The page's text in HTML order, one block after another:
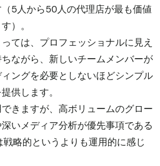
5人から50人の代理店が最も価値
）。
ては、プロフェッショナルに見え
ながら、新しいチームメンバーが
ングを必要としないほどシンプル
供します。
きますが、高ボリュームのグロー
いメディア分析が優先事項である
略的というよりも運用的に感じ